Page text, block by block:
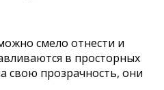
смело отнести и
в просторных
свою прозрачность, они